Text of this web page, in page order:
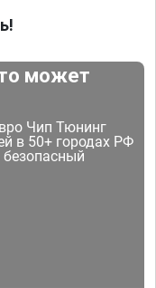
может
Чип Тюнинг
в 50+ городах РФ